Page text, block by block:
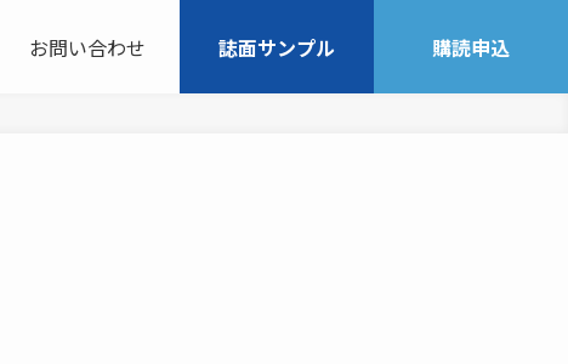
お問い合わせ 誌面サンプル 購読申込